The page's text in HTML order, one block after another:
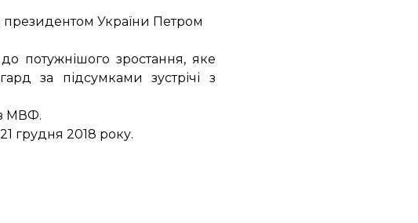
президентом України Петром
потужнішого зростання, яке
за підсумками зустрічі з
МВФ.
грудня 2018 року.